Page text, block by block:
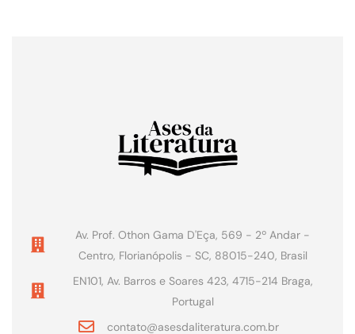
Av. Prof. Othon Gama D'Eça, 569 - 2º Andar -
Centro, Florianópolis - SC, 88015-240, Brasil
EN101, Av. Barros e Soares 423, 4715-214 Braga,
Portugal
contato@asesdaliteratura.com.br